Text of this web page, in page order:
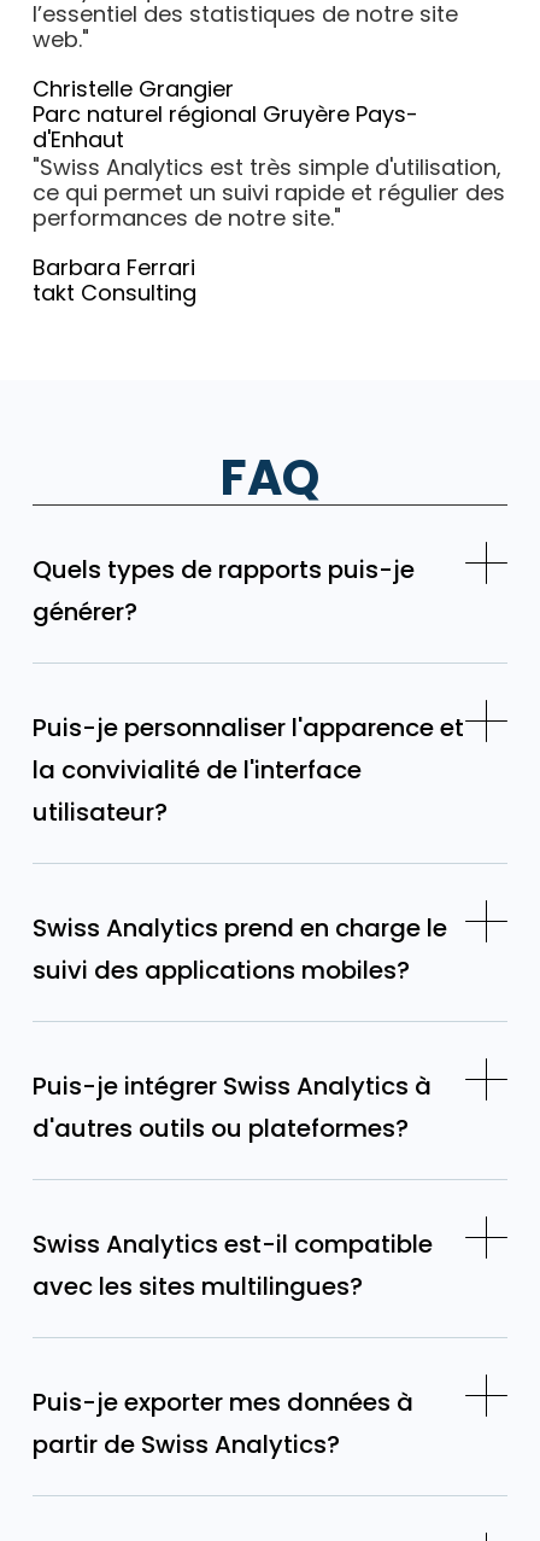
l’essentiel des statistiques de notre site
web."
Christelle Grangier
Parc naturel régional Gruyère Pays-
d'Enhaut
"Swiss Analytics est très simple d'utilisation,
ce qui permet un suivi rapide et régulier des
performances de notre site."
Barbara Ferrari
takt Consulting
FAQ
Quels types de rapports puis-je
générer?
Puis-je personnaliser l'apparence et
la convivialité de l'interface
utilisateur?
Swiss Analytics prend en charge le
suivi des applications mobiles?
Puis-je intégrer Swiss Analytics à
d'autres outils ou plateformes?
Swiss Analytics est-il compatible
avec les sites multilingues?
Puis-je exporter mes données à
partir de Swiss Analytics?